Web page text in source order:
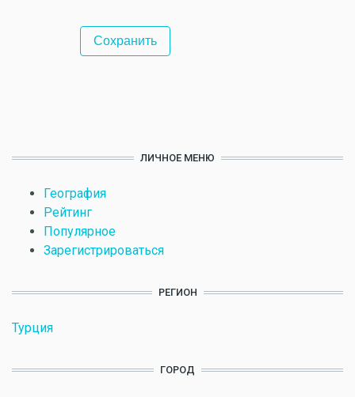
ЛИЧНОЕ МЕНЮ
География
Рейтинг
Популярное
Зарегистрироваться
РЕГИОН
Турция
ГОРОД